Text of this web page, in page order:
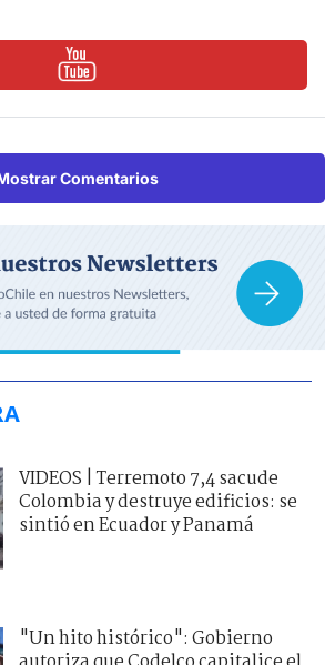
Comentarios
VIDEOS | Terremoto 7,4 sacude
Colombia y destruye edificios: se
sintió en Ecuador y Panamá
"Un hito histórico": Gobierno